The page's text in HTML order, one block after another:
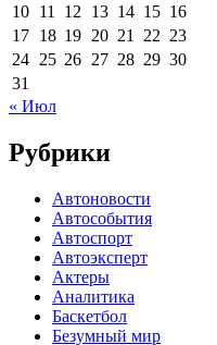
10 11 12 13 14 15 16
17 18 19 20 21 22 23
24 25 26 27 28 29 30
31
« Июл
Рубрики
Автоновости
Автособытия
Автоспорт
Автоэксперт
Актеры
Аналитика
Баскетбол
Безумный мир